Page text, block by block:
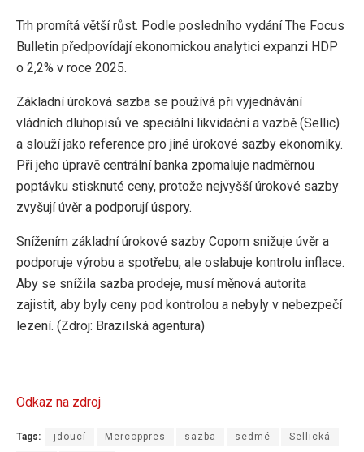
Trh promítá větší růst. Podle posledního vydání The Focus
Bulletin předpovídají ekonomickou analytici expanzi HDP
o 2,2% v roce 2025.
Základní úroková sazba se používá při vyjednávání
vládních dluhopisů ve speciální likvidační a vazbě (Sellic)
a slouží jako reference pro jiné úrokové sazby ekonomiky.
Při jeho úpravě centrální banka zpomaluje nadměrnou
poptávku stisknuté ceny, protože nejvyšší úrokové sazby
zvyšují úvěr a podporují úspory.
Snížením základní úrokové sazby Copom snižuje úvěr a
podporuje výrobu a spotřebu, ale oslabuje kontrolu inflace.
Aby se snížila sazba prodeje, musí měnová autorita
zajistit, aby byly ceny pod kontrolou a nebyly v nebezpečí
lezení. (Zdroj: Brazilská agentura)
Odkaz na zdroj
Tags: jdoucí Mercoppres sazba sedmé Sellická